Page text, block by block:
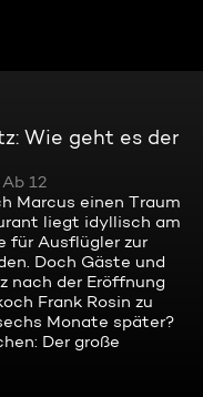
Wie geht es der
Ab 12
Marcus einen Traum
liegt idyllisch am
für Ausflügler zur
Doch Gäste und
nach der Eröffnung
Frank Rosin zu
Monate später?
Der große